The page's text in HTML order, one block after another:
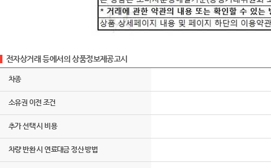
전자상거래 등에서의 상품정보제공고시
차종
소유권 이전 조건
추가 선택 시 비용
차량 반환 시 연료대금 정산 방법